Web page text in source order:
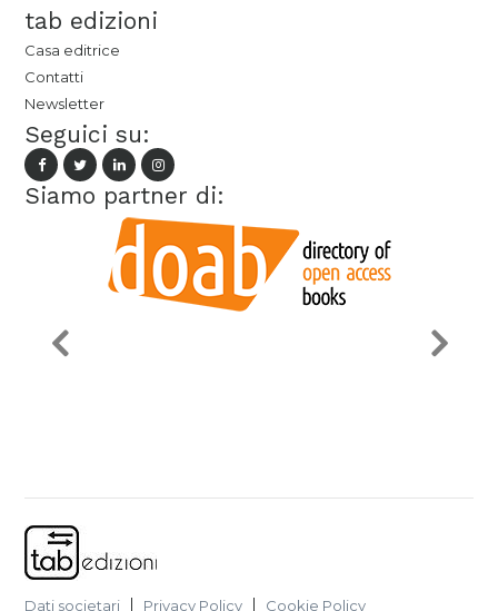
tab edizioni
Casa editrice
Contatti
Newsletter
Seguici su:
Siamo partner di:
Dati societari Privacy Policy Cookie Policy